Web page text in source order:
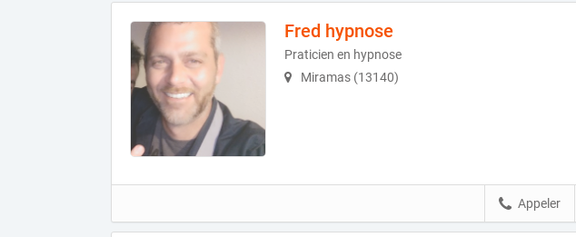
Fred hypnose
Praticien en hypnose
Miramas (13140)
Appeler